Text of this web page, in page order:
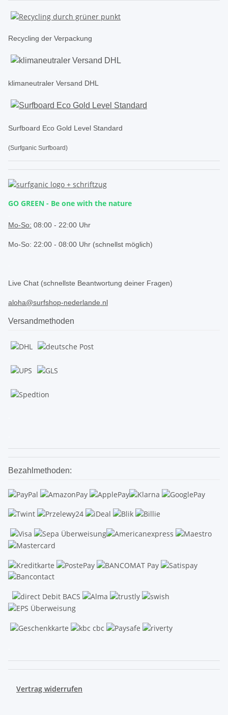
Recycling der Verpackung
klimaneutraler Versand DHL
Surfboard Eco Gold Level Standard
(Surfganic Surfboard)
GO GREEN - Be one with the nature
Mo-So: 08:00 - 22:00 Uhr
Mo-So: 22:00 - 08:00 Uhr (schnellst möglich)
Live Chat (schnellste Beantwortung deiner Fragen)
aloha@surfshop-nederlande.nl
Versandmethoden
Bezahlmethoden:
Vertrag widerrufen